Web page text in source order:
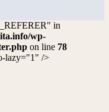
in
wp-
on line 78
lazy="1" />